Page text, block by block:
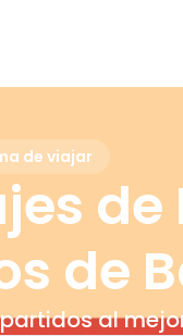
de viajar
de
al